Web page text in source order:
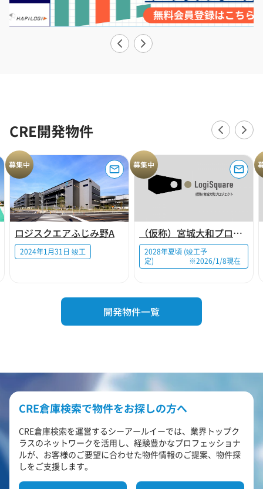
CRE開発物件
募集中
ロジスクエアふじみ野A
2024年1月31日 竣工
募集中
（仮称）宮城大和プロジェクト
2028年夏頃 (竣工予
定) ※2026/1/8現在
開発物件一覧
CRE倉庫検索で物件をお探しの方へ
CRE倉庫検索を運営するシーアールイーでは、業界トップク
ラスのネットワークを活用し、経験豊かなプロフェッショナ
ルが、お客様のご要望に合わせた物件情報のご提案、物件探
しをご支援します。